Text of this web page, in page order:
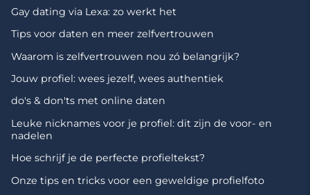
Gay dating via Lexa: zo werkt het
Tips voor daten en meer zelfvertrouwen
Waarom is zelfvertrouwen nou zó belangrijk?
Jouw profiel: wees jezelf, wees authentiek
do's & don'ts met online daten
Leuke nicknames voor je profiel: dit zijn de voor- en
nadelen
Hoe schrijf je de perfecte profieltekst?
Onze tips en tricks voor een geweldige profielfoto